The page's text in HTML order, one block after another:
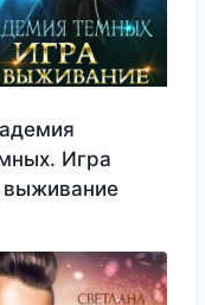
Игра
выживание